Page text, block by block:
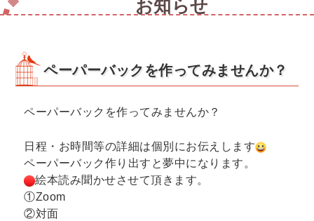
お知らせ
ペーパーバックを作ってみませんか？
ペーパーバックを作ってみませんか？
日程・お時間等の詳細は個別にお伝えします
ペーパーバック作り出すと夢中になります。
絵本読み聞かせさせて頂きます。
①Zoom
②対面